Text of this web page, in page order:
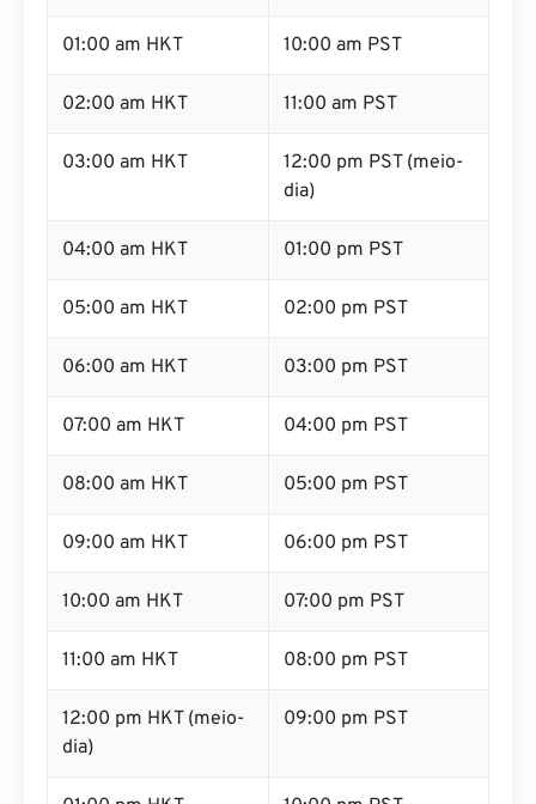
01:00 am HKT 10:00 am PST
02:00 am HKT 11:00 am PST
03:00 am HKT
12:00 pm PST (meio-
dia)
04:00 am HKT 01:00 pm PST
05:00 am HKT 02:00 pm PST
06:00 am HKT 03:00 pm PST
07:00 am HKT 04:00 pm PST
08:00 am HKT 05:00 pm PST
09:00 am HKT 06:00 pm PST
10:00 am HKT 07:00 pm PST
11:00 am HKT 08:00 pm PST
12:00 pm HKT (meio-
dia)
09:00 pm PST